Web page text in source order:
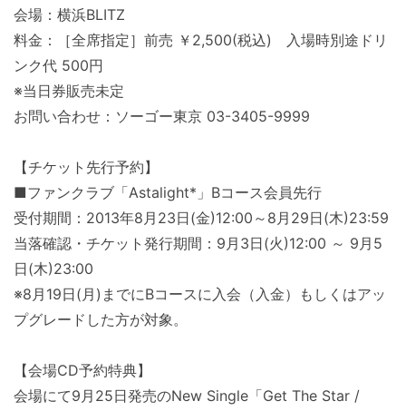
会場：横浜BLITZ
料金：［全席指定］前売 ￥2,500(税込) 入場時別途ドリ
ンク代 500円
※当日券販売未定
お問い合わせ：ソーゴー東京 03-3405-9999
【チケット先行予約】
■ファンクラブ「Astalight*」Bコース会員先行
受付期間：2013年8月23日(金)12:00～8月29日(木)23:59
当落確認・チケット発行期間：9月3日(火)12:00 ～ 9月5
日(木)23:00
※8月19日(月)までにBコースに入会（入金）もしくはアッ
プグレードした方が対象。
【会場CD予約特典】
会場にて9月25日発売のNew Single「Get The Star /